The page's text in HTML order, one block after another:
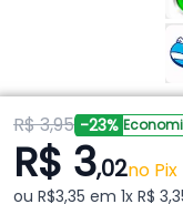
R$ 3,95 -23%
R$ 3,02no Pix
ou R$3,35 em 1x R$
Copyright © 2026